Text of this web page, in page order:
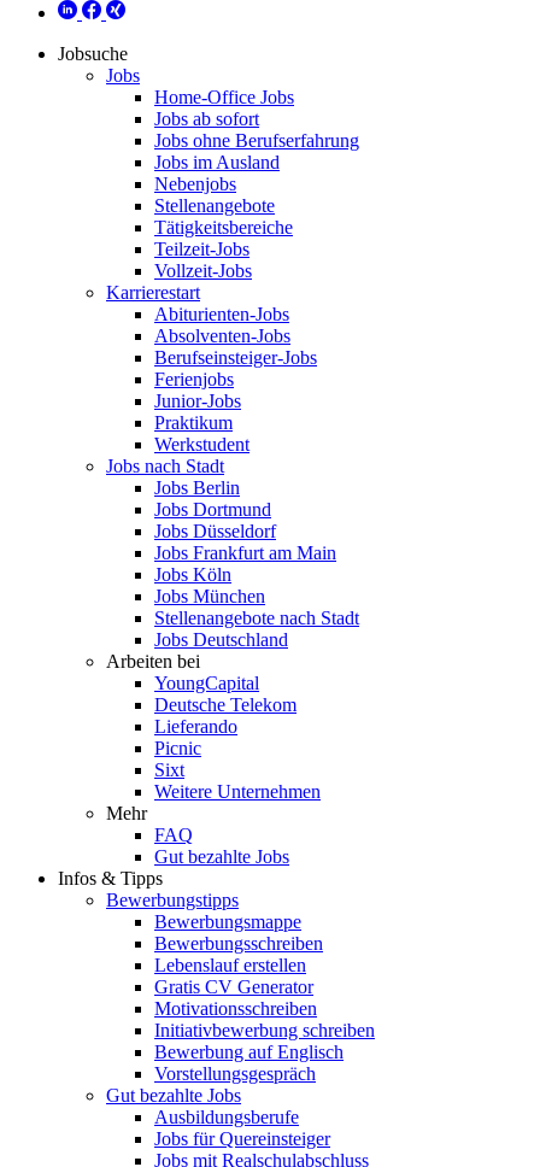
Jobsuche
Jobs
Home-Office Jobs
Jobs ab sofort
Jobs ohne Berufserfahrung
Jobs im Ausland
Nebenjobs
Stellenangebote
Tätigkeitsbereiche
Teilzeit-Jobs
Vollzeit-Jobs
Karrierestart
Abiturienten-Jobs
Absolventen-Jobs
Berufseinsteiger-Jobs
Ferienjobs
Junior-Jobs
Praktikum
Werkstudent
Jobs nach Stadt
Jobs Berlin
Jobs Dortmund
Jobs Düsseldorf
Jobs Frankfurt am Main
Jobs Köln
Jobs München
Stellenangebote nach Stadt
Jobs Deutschland
Arbeiten bei
YoungCapital
Deutsche Telekom
Lieferando
Picnic
Sixt
Weitere Unternehmen
Mehr
FAQ
Gut bezahlte Jobs
Infos & Tipps
Bewerbungstipps
Bewerbungsmappe
Bewerbungsschreiben
Lebenslauf erstellen
Gratis CV Generator
Motivationsschreiben
Initiativbewerbung schreiben
Bewerbung auf Englisch
Vorstellungsgespräch
Gut bezahlte Jobs
Ausbildungsberufe
Jobs für Quereinsteiger
Jobs mit Realschulabschluss